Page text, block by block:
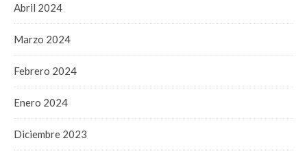
Abril 2024
Marzo 2024
Febrero 2024
Enero 2024
Diciembre 2023